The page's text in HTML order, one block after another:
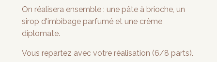
On réalisera ensemble : une pâte à brioche, un
sirop d'imbibage parfumé et une crème
diplomate.
Vous repartez avec votre réalisation (6/8 parts).